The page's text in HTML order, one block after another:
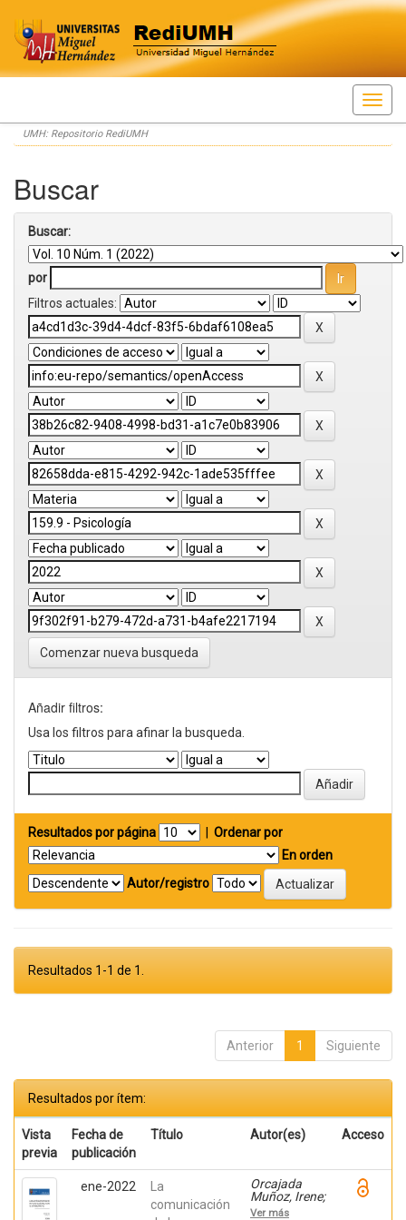
Skip
navigation
UMH: Repositorio RediUMH
Buscar
Buscar:
por
Filtros actuales:
Comenzar nueva busqueda
Añadir filtros:
Usa los filtros para afinar la busqueda.
Resultados por página
Ordenar por
En orden
Autor/registro
Resultados 1-1 de 1.
Anterior 1 Siguiente
Resultados por ítem:
Vista
previa
Fecha de
publicación
Título Autor(es) Acceso
ene-2022
La
comunicación
Orcajada
Muñoz, Irene;
Leal Costa,
Ver más